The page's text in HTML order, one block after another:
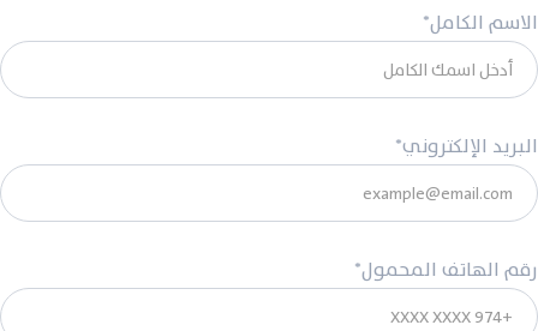
الاسم الكامل*
البريد الإلكتروني*
رقم الهاتف المحمول*